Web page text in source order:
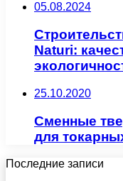
05.08.2024
Naturi:
25.10.2020
Сменные
для
Последние записи